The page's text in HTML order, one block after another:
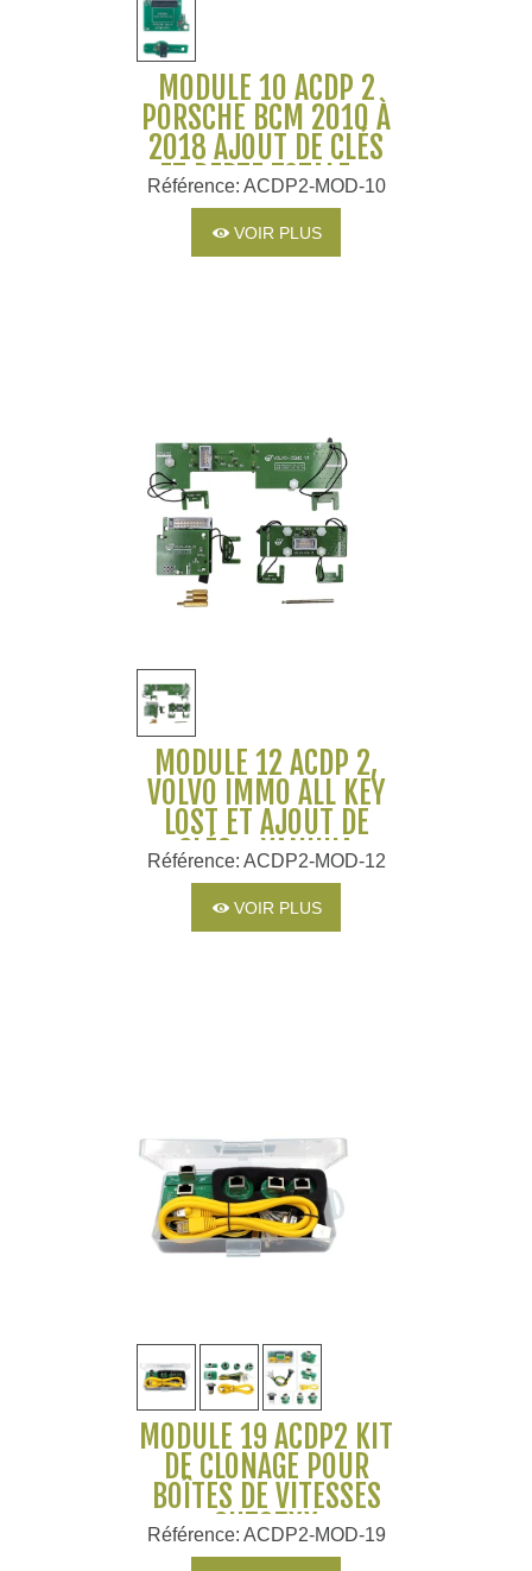
MODULE 10 ACDP 2
PORSCHE BCM 2010 À
2018 AJOUT DE CLÉS
ET PERTE TOTALE -
YANHUA
Référence: ACDP2-MOD-10
VOIR PLUS
MODULE 12 ACDP 2,
VOLVO IMMO ALL KEY
LOST ET AJOUT DE
CLÉS - YANHUA
Référence: ACDP2-MOD-12
VOIR PLUS
MODULE 19 ACDP2 KIT
DE CLONAGE POUR
BOÎTES DE VITESSES
SH725XX
Référence: ACDP2-MOD-19